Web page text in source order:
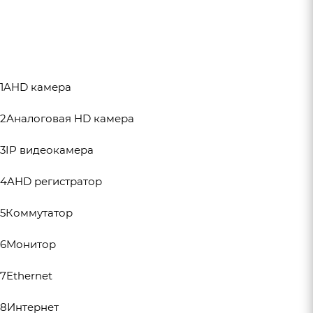
1AHD камера
2Аналоговая HD камера
3IP видеокамера
4AHD регистратор
5Коммутатор
6Монитор
7Ethernet
8Интернет